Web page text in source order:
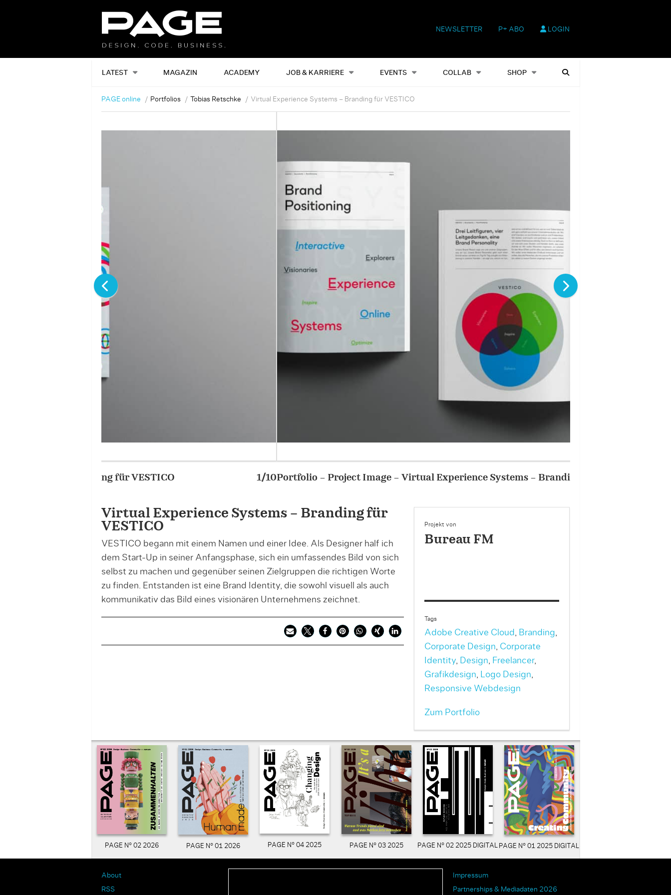
NEWSLETTER P+ ABO LOGIN
LATEST MAGAZIN ACADEMY JOB & KARRIERE EVENTS COLLAB SHOP
Alles Events Shop Heftausgaben Suchen
PAGE online Portfolios Tobias Retschke Virtual Experience Systems – Branding für VESTICO
Portfolio – Project Image – Virtual Experience Systems – Branding für VESTICO 2/10Portfolio – Project
Virtual Experience Systems – Branding für
VESTICO
VESTICO begann mit einem Namen und einer Idee. Als Designer half ich
dem Start-Up in seiner Anfangsphase, sich ein umfassendes Bild von sich
selbst zu machen und gegenüber seinen Zielgruppen die richtigen Worte
zu finden. Entstanden ist eine Brand Identity, die sowohl visuell als auch
kommunikativ das Bild eines visionären Unternehmens zeichnet.
Projekt von
Bureau FM
Tags
Adobe Creative Cloud, Branding,
Corporate Design, Corporate
Identity, Design, Freelancer,
Grafikdesign, Logo Design,
Responsive Webdesign
Zum Portfolio
PAGE N° 02 2026 PAGE N° 01 2026 PAGE N° 04 2025 PAGE N° 03 2025 PAGE N° 02 2025 DIGITAL PAGE N° 01 2025 DIGITAL
About
RSS
Impressum
Partnerships & Mediadaten 2026